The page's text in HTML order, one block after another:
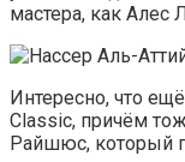
мастера, как Алес
Интересно, что
Classic, причём
Райшюс, который